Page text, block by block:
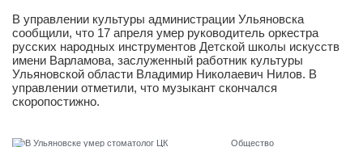
В управлении культуры администрации Ульяновска
сообщили, что 17 апреля умер руководитель оркестра
русских народных инструментов Детской школы искусств
имени Варламова, заслуженный работник культуры
Ульяновской области Владимир Николаевич Нилов. В
управлении отметили, что музыкант скончался
скоропостижно.
Общество